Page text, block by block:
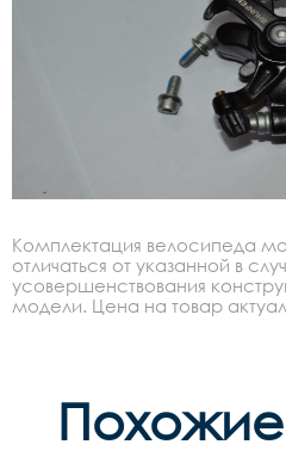
Комплектация велосипеда
отличаться от указанной в
усовершенствования
модели. Цена на товар